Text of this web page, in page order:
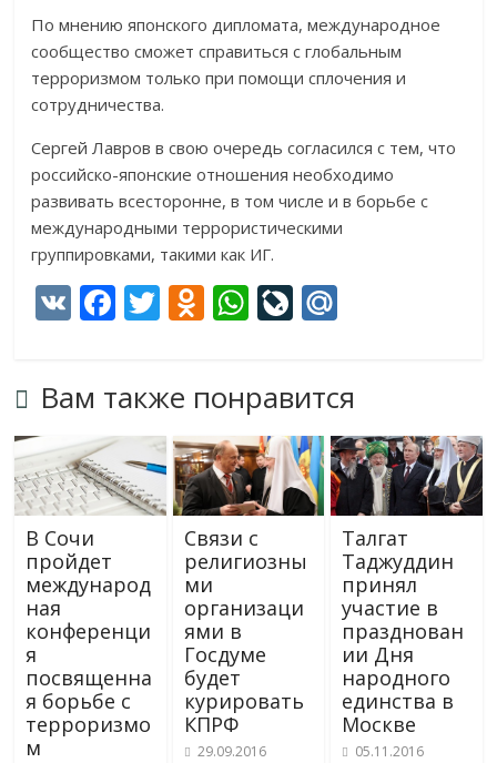
По мнению японского дипломата, международное
сообщество сможет справиться с глобальным
терроризмом только при помощи сплочения и
сотрудничества.
Сергей Лавров в свою очередь согласился с тем, что
российско-японские отношения необходимо
развивать всесторонне, в том числе и в борьбе с
международными террористическими
группировками, такими как ИГ.
V F
b
o
o
k
T
er
O
o
kl
as
s
ni
ki
W
s
A
p
p
Li
o
u
r
n
al
R
u
Вам также понравится
В Сочи
пройдет
международ
ная
конференци
я
посвященна
я борьбе с
терроризмо
м
Связи с
религиозны
ми
организаци
ями в
Госдуме
будет
курировать
КПРФ
29.09.2016
Талгат
Таджуддин
принял
участие в
празднован
ии Дня
народного
единства в
Москве
05.11.2016